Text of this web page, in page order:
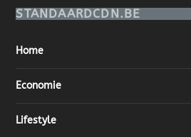
STANDAARDCDN.BE
Home
Economie
Lifestyle